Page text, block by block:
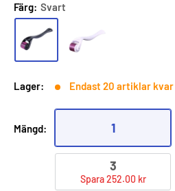
Färg: Svart
Lager: Endast 20 artiklar kvar
Mängd: 1
3
Spara 252.00 kr